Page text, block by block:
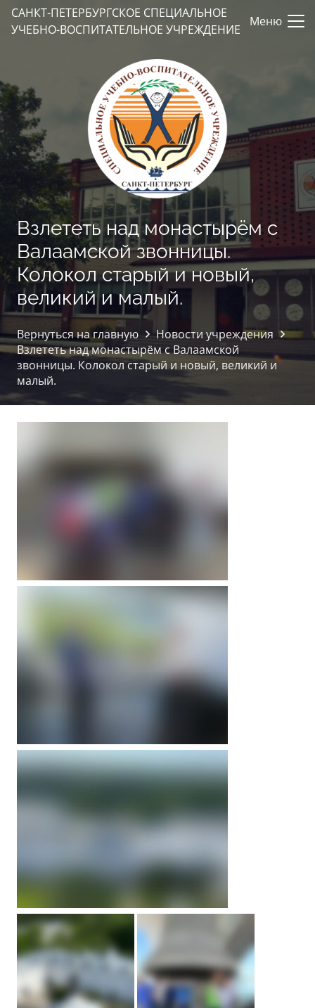
САНКТ-ПЕТЕРБУРГСКОЕ СПЕЦИАЛЬНОЕ
УЧЕБНО-ВОСПИТАТЕЛЬНОЕ УЧРЕЖДЕНИЕ
Меню
Взлететь над монастырём с
Валаамской звонницы.
Колокол старый и новый,
великий и малый.
Вернуться на главную
Новости учреждения
Взлететь над монастырём с Валаамской
звонницы. Колокол старый и новый, великий и
малый.